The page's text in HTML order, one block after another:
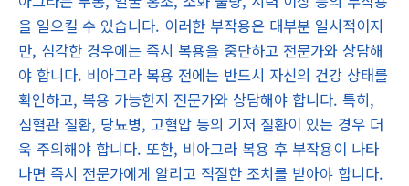
을 일으킬 수 있습니다. 이러한 부작용은 대부분 일시적이지
만, 심각한 경우에는 즉시 복용을 중단하고 전문가와 상담해
야 합니다. 비아그라 복용 전에는 반드시 자신의 건강 상태를
확인하고, 복용 가능한지 전문가와 상담해야 합니다. 특히,
심혈관 질환, 당뇨병, 고혈압 등의 기저 질환이 있는 경우 더
욱 주의해야 합니다. 또한, 비아그라 복용 후 부작용이 나타
나면 즉시 전문가에게 알리고 적절한 조치를 받아야 합니다.